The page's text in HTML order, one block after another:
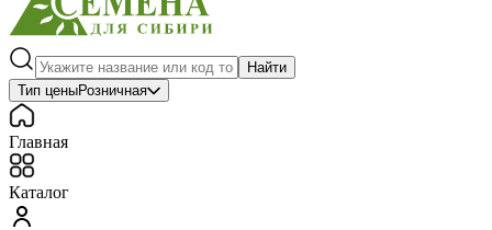
Найти
Тип ценыРозничная
Главная
Каталог